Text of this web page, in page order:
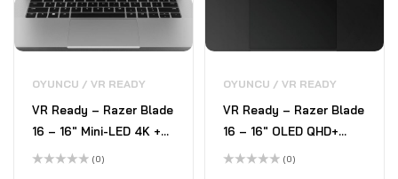
OYUNCU / VR READY
VR Ready – Razer Blade
16 – 16" Mini-LED 4K +
UHD 240Hz Gaming
(0)
OYUNCU / VR READY
VR Ready – Razer Blade
16 – 16" OLED QHD+
240Hz Gaming Laptop -
(0)